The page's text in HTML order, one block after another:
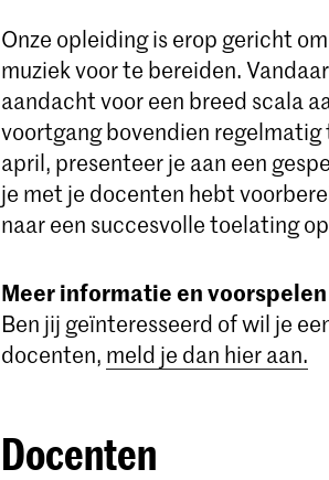
Onze opleiding is erop gericht
muziek voor te bereiden.
aandacht voor een breed scala
voortgang bovendien regelmatig
april, presenteer je aan een
je met je docenten hebt
naar een succesvolle toelating
Meer informatie en voorspelen
Ben jij geïnteresseerd of wil je
docenten, meld je dan hier aan.
Docenten